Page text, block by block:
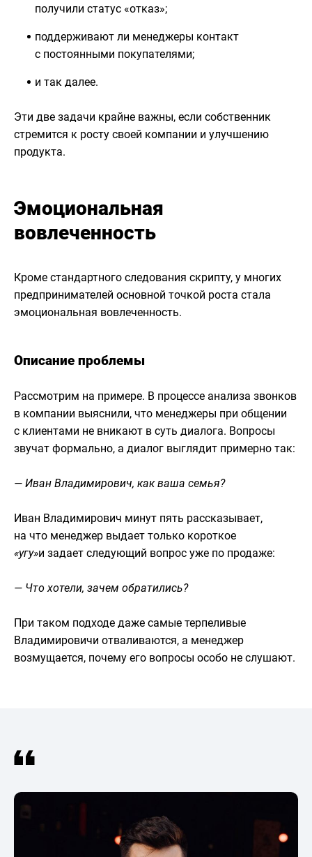
получили статус «отказ»;
поддерживают ли менеджеры контакт
с постоянными покупателями;
и так далее.
Эти две задачи крайне важны, если собственник
стремится к росту своей компании и улучшению
продукта.
Эмоциональная
вовлеченность
Кроме стандартного следования скрипту, у многих
предпринимателей основной точкой роста стала
эмоциональная вовлеченность.
Описание проблемы
Рассмотрим на примере. В процессе анализа звонков
в компании выяснили, что менеджеры при общении
с клиентами не вникают в суть диалога. Вопросы
звучат формально, а диалог выглядит примерно так:
— Иван Владимирович, как ваша семья?
Иван Владимирович минут пять рассказывает,
на что менеджер выдает только короткое
«угу»и задает следующий вопрос уже по продаже:
— Что хотели, зачем обратились?
При таком подходе даже самые терпеливые
Владимировичи отваливаются, а менеджер
возмущается, почему его вопросы особо не слушают.